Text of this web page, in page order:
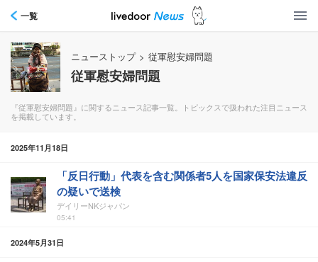
一覧
ニューストップ > 従軍慰安婦問題
従軍慰安婦問題
『従軍慰安婦問題』に関するニュース記事一覧。トピックスで扱われた注目ニュース
を掲載しています。
2025年11月18日
「反日行動」代表を含む関係者5人を国家保安法違反
の疑いで送検
デイリーNKジャパン
05:41
2024年5月31日